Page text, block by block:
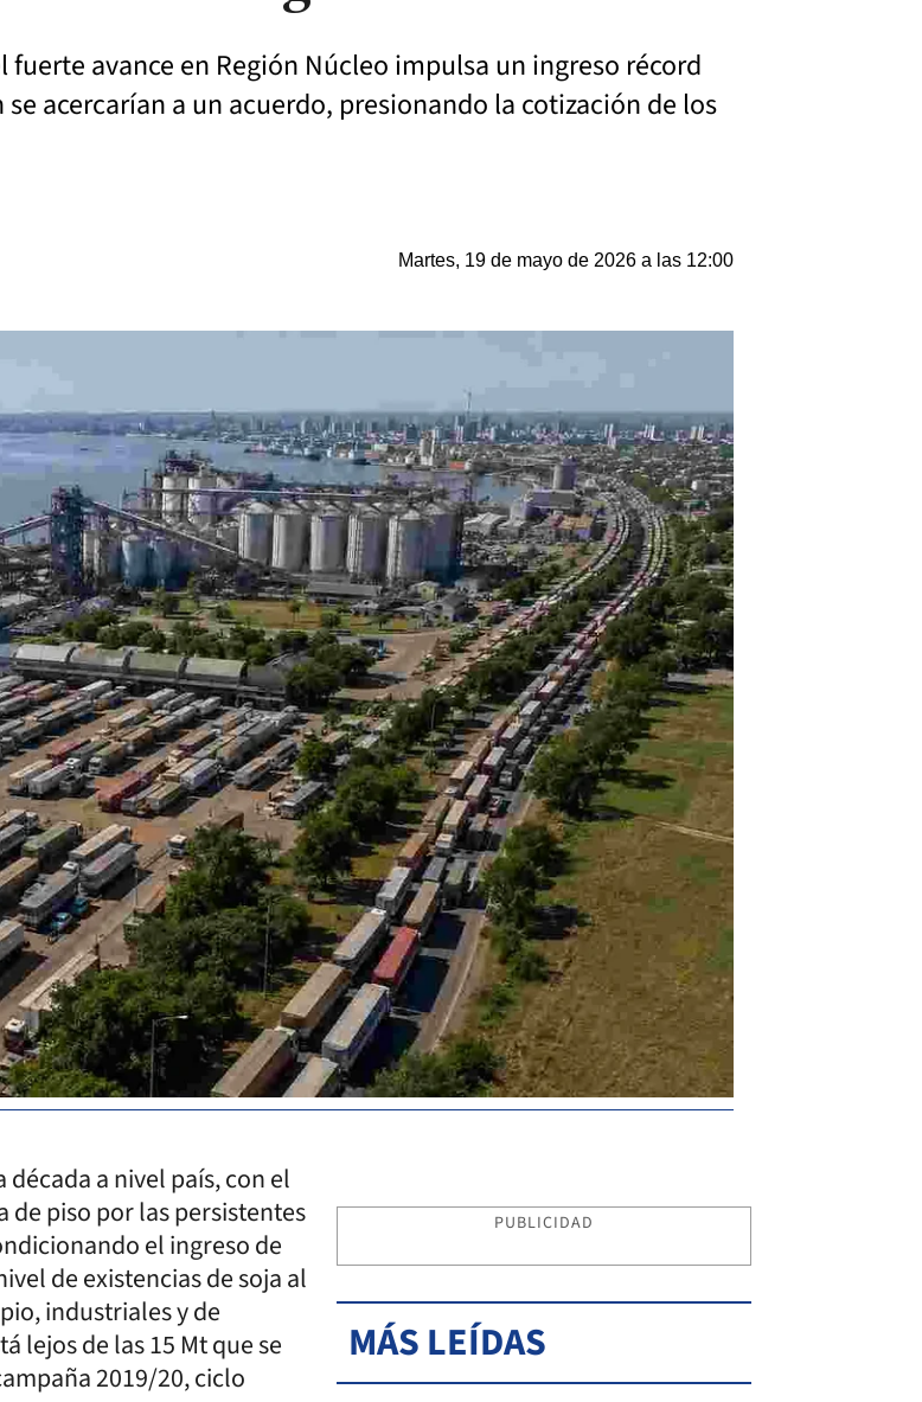
avance en Región Núcleo impulsa un ingreso récord
acercarían a un acuerdo, presionando la cotización de los
Martes, 19 de mayo de 2026 a las 12:00
década a nivel país, con el
de piso por las persistentes
el ingreso de
de existencias de soja al
industriales y de
lejos de las 15 Mt que se
2019/20, ciclo
PUBLICIDAD
MÁS LEÍDAS